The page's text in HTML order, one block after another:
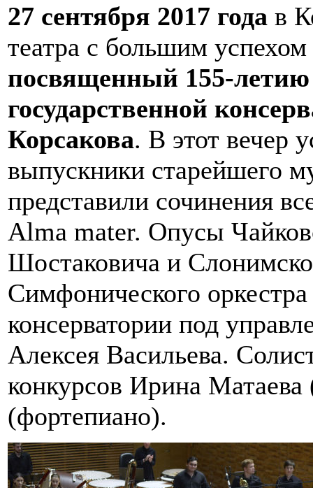
27 сентября 2017 года в
театра с большим
посвященный 155-
государственной
Корсакова. В этот вечер
выпускники старейшего
представили сочинения
Alma mater. Опусы
Шостаковича и
Симфонического
консерватории под
Алексея Васильева.
конкурсов Ирина
(фортепиано).